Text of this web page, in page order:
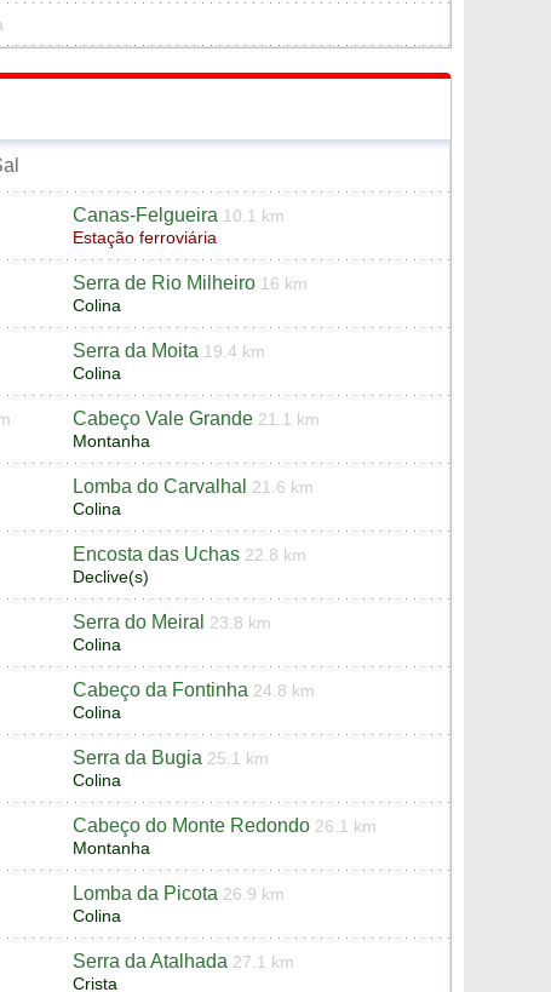
Canas-Felgueira 10.1 km
Estação ferroviária
Serra de Rio Milheiro 16 km
Colina
Serra da Moita 19.4 km
Colina
Cabeço Vale Grande 21.1 km
Montanha
Lomba do Carvalhal
21.6 km
Colina
Encosta das Uchas 22.8 km
Declive(s)
Serra do Meiral
23.8 km
Colina
Cabeço da Fontinha 24.8 km
Colina
Serra da Bugia 25.1 km
Colina
Cabeço do Monte Redondo 26.1 km
Montanha
Lomba da Picota 26.9 km
Colina
Serra da Atalhada 27.1 km
Crista